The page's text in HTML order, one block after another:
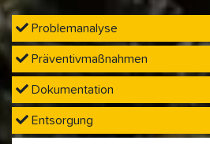
Problemanalyse
Präventivmaßnahmen
Dokumentation
Entsorgung